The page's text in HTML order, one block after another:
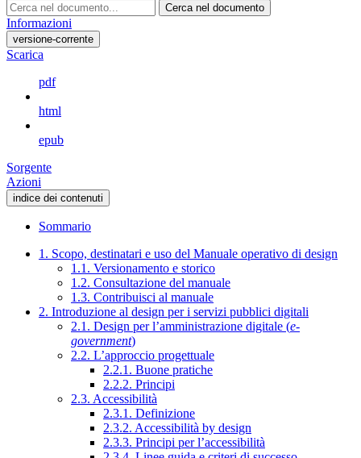
Cerca nel documento
Informazioni
versione-corrente
Scarica
pdf
html
epub
Sorgente
Azioni
indice dei contenuti
Sommario
1. Scopo, destinatari e uso del Manuale operativo di design
1.1. Versionamento e storico
1.2. Consultazione del manuale
1.3. Contribuisci al manuale
2. Introduzione al design per i servizi pubblici digitali
2.1. Design per l’amministrazione digitale (e-
government)
2.2. L’approccio progettuale
2.2.1. Buone pratiche
2.2.2. Principi
2.3. Accessibilità
2.3.1. Definizione
2.3.2. Accessibilità by design
2.3.3. Principi per l’accessibilità